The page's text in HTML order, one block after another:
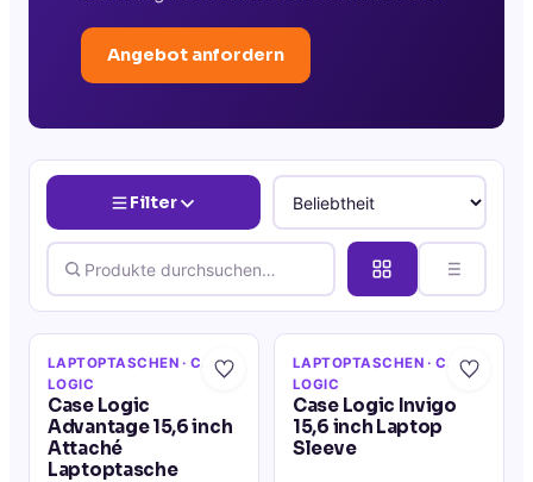
Angebot anfordern
Filter
LAPTOPTASCHEN· CASE
LOGIC
Case Logic
Advantage 15,6 inch
Attaché
Laptoptasche
LAPTOPTASCHEN· CASE
LOGIC
Case Logic Invigo
15,6 inch Laptop
Sleeve